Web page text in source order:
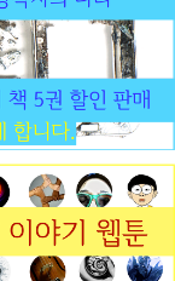
수 백만 조회수를
치면 살고 흩어지면
현하는 프리미티
만들..